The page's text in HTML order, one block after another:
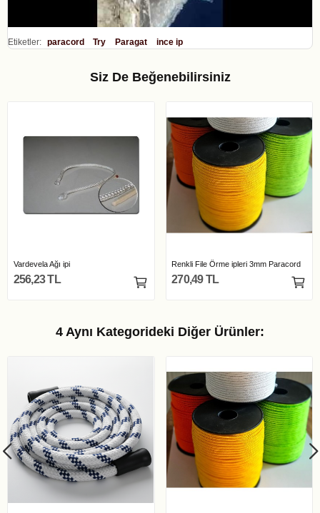
Etiketler: paracord Try Paragat ince ip
Siz De Beğenebilirsiniz
Vardevela Ağı ipi
256,23 TL
Renkli File Örme ipleri 3mm Paracord
270,49 TL
4 Aynı Kategorideki Diğer Ürünler: